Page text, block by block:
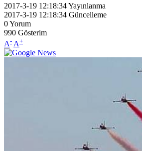
2017-3-19 12:18:34Yayınlanma
2017-3-19 12:18:34 Güncelleme
0Yorum
990 Gösterim
A- A+